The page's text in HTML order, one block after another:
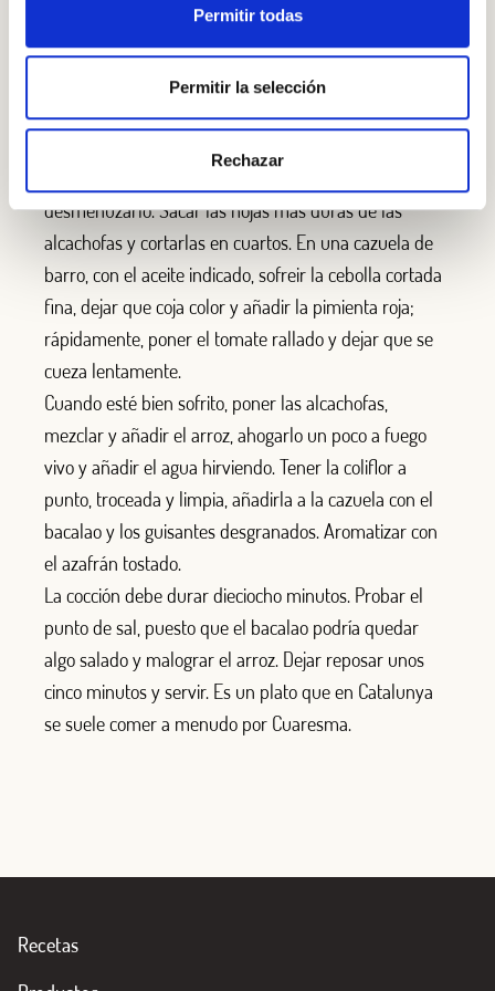
Permitir todas
Permitir la selección
Rechazar
Paso 2
desmenuzarlo. Sacar las hojas más duras de las
alcachofas y cortarlas en cuartos. En una cazuela de
barro, con el aceite indicado, sofreir la cebolla cortada
fina, dejar que coja color y añadir la pimienta roja;
rápidamente, poner el tomate rallado y dejar que se
cueza lentamente.
Cuando esté bien sofrito, poner las alcachofas,
mezclar y añadir el arroz, ahogarlo un poco a fuego
vivo y añadir el agua hirviendo. Tener la coliflor a
punto, troceada y limpia, añadirla a la cazuela con el
bacalao y los guisantes desgranados. Aromatizar con
el azafrán tostado.
La cocción debe durar dieciocho minutos. Probar el
punto de sal, puesto que el bacalao podría quedar
algo salado y malograr el arroz. Dejar reposar unos
cinco minutos y servir. Es un plato que en Catalunya
se suele comer a menudo por Cuaresma.
Recetas